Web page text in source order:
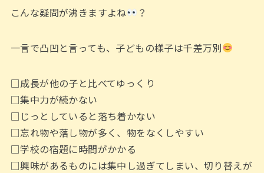
こんな疑問が沸きますよね ？
一言で凸凹と言っても、子どもの様子は千差万別
□成長が他の子と比べてゆっくり
□集中力が続かない
□じっとしていると落ち着かない
□忘れ物や落し物が多く、物をなくしやすい
□学校の宿題に時間がかかる
□興味があるものには集中し過ぎてしまい、切り替えが